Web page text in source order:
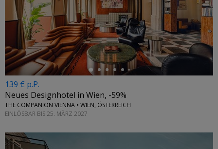
←
139 € p.P.
Neues Designhotel in Wien, -59%
THE COMPANION VIENNA • WIEN, ÖSTERREICH
EINLÖSBAR BIS 25. MÄRZ 2027